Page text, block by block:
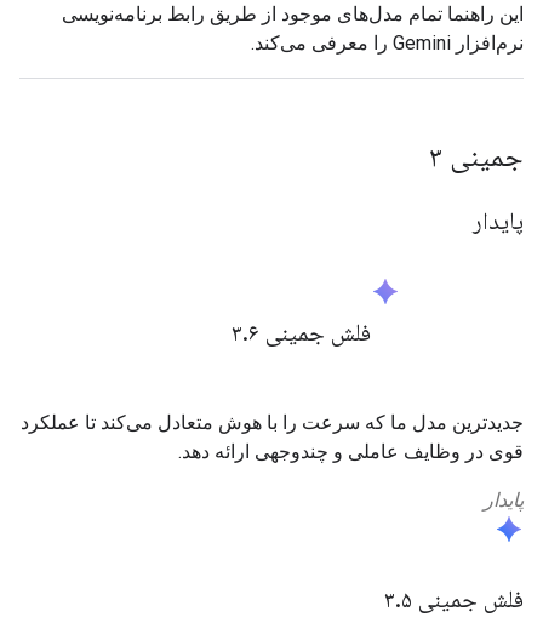
این راهنما تمام مدل‌های موجود از طریق رابط برنامه‌نویسی
نرم‌افزار Gemini را معرفی می‌کند.
جمینی ۳
پایدار
spark
فلش جمینی ۳ .۶
جدیدترین مدل ما که سرعت را با هوش متعادل می‌کند تا عملکرد
قوی در وظایف عاملی و چندوجهی ارائه دهد.
پایدار
spark
فلش جمینی ۳ .۵